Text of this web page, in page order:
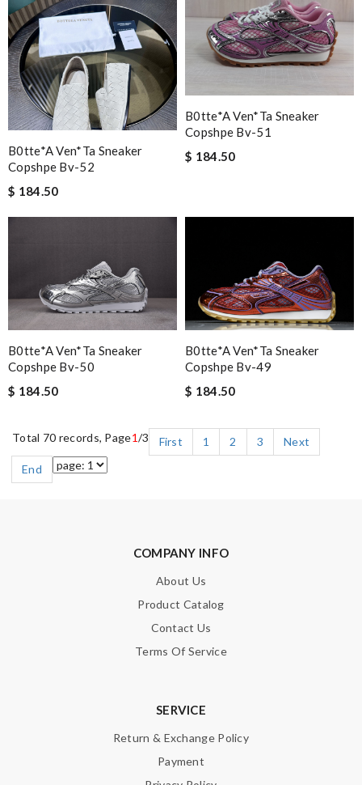
B0tte*a Ven*ta Sneaker
Copshpe Bv-52
$ 184.50
B0tte*a Ven*ta Sneaker
Copshpe Bv-51
$ 184.50
B0tte*a Ven*ta Sneaker
Copshpe Bv-50
$ 184.50
B0tte*a Ven*ta Sneaker
Copshpe Bv-49
$ 184.50
Total 70 records, Page1/3 First 1 2 3
Next
End
COMPANY INFO
About Us
Product Catalog
Contact Us
Terms Of Service
SERVICE
Return & Exchange Policy
Payment